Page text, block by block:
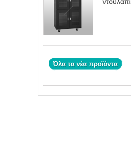
Όλα τα νέα προϊόντα